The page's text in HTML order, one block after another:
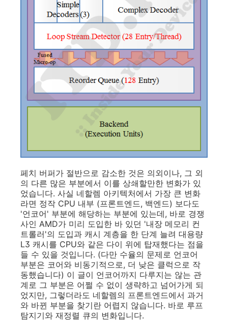
페치 버퍼가 절반으로 감소한 것은 의외이나, 그 외
의 다른 많은 부분에서 이를 상쇄할만한 변화가 있
었습니다. 사실 네할렘 아키텍처에서 가장 큰 변화
라면 정작 CPU 내부 (프론트엔드, 백엔드) 보다도
'언코어' 부분에 해당하는 부분에 있는데, 바로 경쟁
사인 AMD가 미리 도입한 바 있던 '내장 메모리 컨
트롤러'의 도입과 캐시 계층을 한 단계 늘려 대용량
L3 캐시를 CPU와 같은 다이 위에 탑재했다는 점을
들 수 있을 것입니다. (다만 수율의 문제로 언코어
부분은 코어와 비동기적으로, 더 낮은 클럭으로 작
동했습니다) 이 글이 언코어까지 다루지는 않는 관
계로 그 부분은 어쩔 수 없이 생략하고 넘어가게 되
었지만, 그렇더라도 네할렘의 프론트엔드에서 과거
와 바뀐 부분을 찾기란 어렵지 않습니다. 바로 루프
탐지기와 재정렬 큐의 변화입니다.